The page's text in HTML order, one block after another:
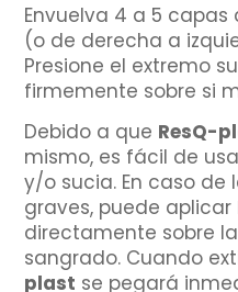
Envuelva 4 a 5
(o de derecha a
Presione el extremo
firmemente sobre si
Debido a que ResQ-
mismo, es fácil de
y/o sucia. En caso de
graves, puede aplicar
directamente sobre
sangrado. Cuando
plast se pegará